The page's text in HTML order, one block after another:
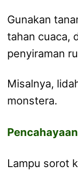
Gunakan
tahan cuaca,
penyiraman
Misalnya,
monstera.
Lampu sorot